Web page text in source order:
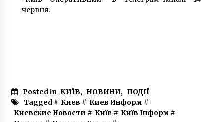
червня.
Posted in КИЇВ, НОВИНИ, ПОДІЇ
Tagged # Киев # Киев Информ #
Киевские Новости # Київ # Київ Інформ #